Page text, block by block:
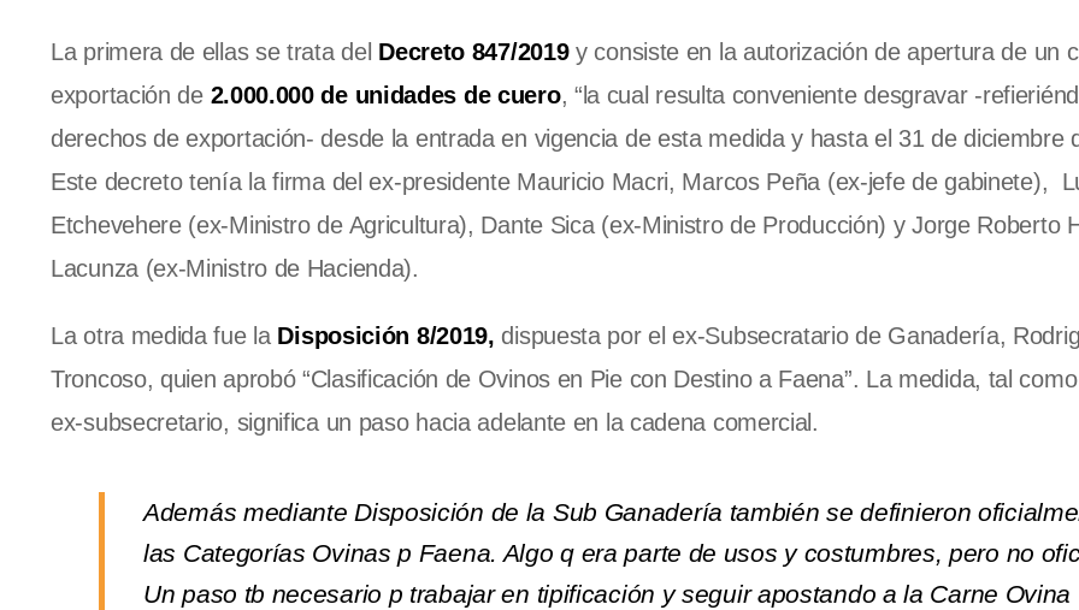
La primera de ellas se trata del Decreto 847/2019y consiste en la autorización de apertura de un
exportación de 2.000.000 de unidades de cuero, “la cual resulta conveniente desgravar -
derechos de exportación- desde la entrada en vigencia de esta medida y hasta el 31 de diciembre
Este decreto tenía la firma del ex-presidente Mauricio Macri, Marcos Peña (ex-jefe de gabinete),
Etchevehere (ex-Ministro de Agricultura), Dante Sica (ex-Ministro de Producción) y Jorge Roberto
Lacunza (ex-Ministro de Hacienda).
La otra medida fue la Disposición 8/2019, dispuesta por el ex-Subsecratario de Ganadería,
Troncoso, quien aprobó “Clasificación de Ovinos en Pie con Destino a Faena”. La medida, tal
ex-subsecretario, significa un paso hacia adelante en la cadena comercial.
Además mediante Disposición de la Sub Ganadería también se definieron
las Categorías Ovinas p Faena. Algo q era parte de usos y costumbres, pero no
Un paso tb necesario p trabajar en tipificación y seguir apostando a la Carne Ovina